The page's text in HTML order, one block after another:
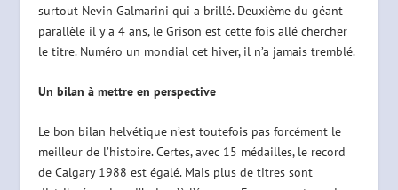
surtout Nevin Galmarini qui a brillé. Deuxième du géant
parallèle il y a 4 ans, le Grison est cette fois allé chercher
le titre. Numéro un mondial cet hiver, il n’a jamais tremblé.
Un bilan à mettre en perspective
Le bon bilan helvétique n’est toutefois pas forcément le
meilleur de l’histoire. Certes, avec 15 médailles, le record
de Calgary 1988 est égalé. Mais plus de titres sont